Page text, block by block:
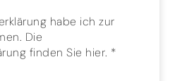
habe ich zur
Die
finden Sie hier. *